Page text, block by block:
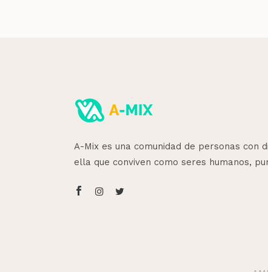
A-Mix es una comunidad de personas con
ella que conviven como seres humanos,